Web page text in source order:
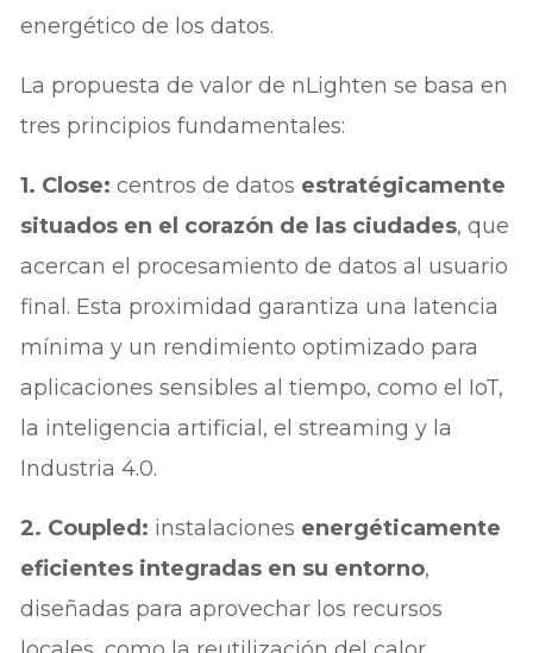
energético de los datos.
La propuesta de valor de nLighten se basa en
tres principios fundamentales:
1. Close: centros de datos estratégicamente
situados en el corazón de las ciudades, que
acercan el procesamiento de datos al usuario
final. Esta proximidad garantiza una latencia
mínima y un rendimiento optimizado para
aplicaciones sensibles al tiempo, como el IoT,
la inteligencia artificial, el streaming y la
Industria 4.0.
2. Coupled: instalaciones energéticamente
eficientes integradas en su entorno,
diseñadas para aprovechar los recursos